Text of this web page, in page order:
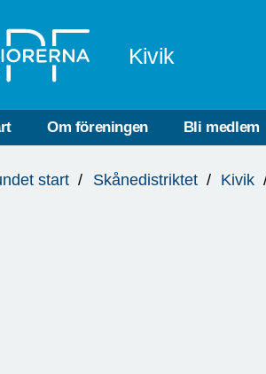
Kivik
Om föreningen Bli medlem
start Skånedistriktet Kivik